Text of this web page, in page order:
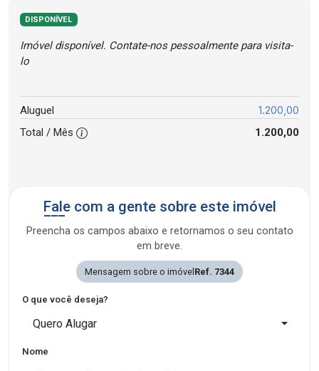
DISPONÍVEL
Imóvel disponível. Contate-nos pessoalmente para visita-
lo
Aluguel 1.200,00
Total / Mês 1.200,00
Fale com a gente sobre este imóvel
Preencha os campos abaixo e retornamos o seu contato
em breve.
Mensagem sobre o imóvelRef. 7344
O que você deseja?
Quero Alugar
Nome